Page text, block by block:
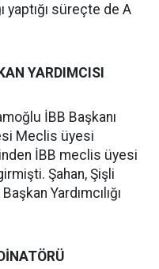
yaptığı süreçte de A
YARDIMCISI
İBB Başkanı
Meclis üyesi
İBB meclis üyesi
Şahan, Şişli
Yardımcılığı